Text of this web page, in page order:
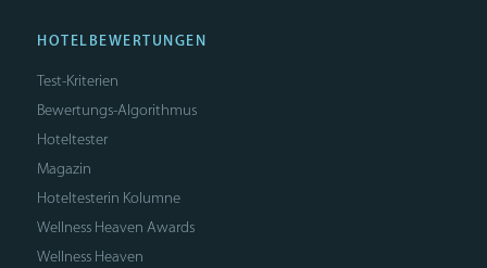
HOTELBEWERTUNGEN
Test-Kriterien
Bewertungs-Algorithmus
Hoteltester
Magazin
Hoteltesterin Kolumne
Wellness Heaven Awards
Wellness Heaven